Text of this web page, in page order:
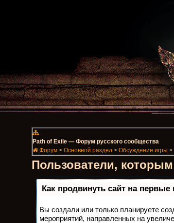
Path of Exile — Форум русского сообщества
Форум > Основной раздел > Обсуждение игры >
Пользователи,
Как продвинуть сайт на первые
Вы создали или только планируете
мероприятий, направленных на